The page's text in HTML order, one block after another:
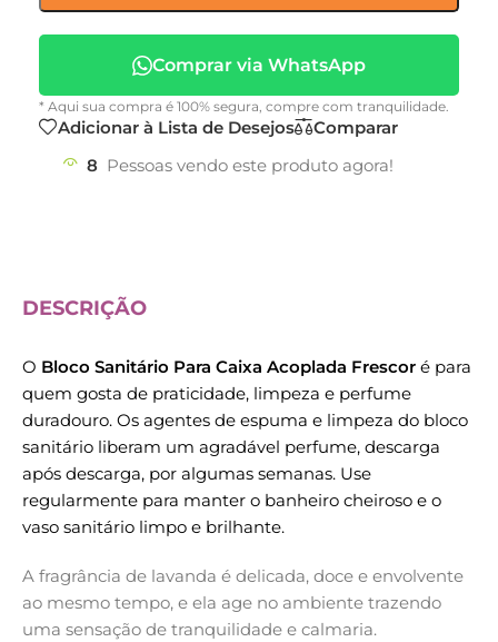
Comprar via WhatsApp
* Aqui sua compra é 100% segura, compre com tranquilidade.
Adicionar à Lista de Desejos
Comparar
8 Pessoas vendo este produto agora!
DESCRIÇÃO
O Bloco Sanitário Para Caixa Acoplada Frescor é para
quem gosta de praticidade, limpeza e perfume
duradouro. Os agentes de espuma e limpeza do bloco
sanitário liberam um agradável perfume, descarga
após descarga, por algumas semanas. Use
regularmente para manter o banheiro cheiroso e o
vaso sanitário limpo e brilhante.
A fragrância de lavanda é delicada, doce e envolvente
ao mesmo tempo, e ela age no ambiente trazendo
uma sensação de tranquilidade e calmaria.